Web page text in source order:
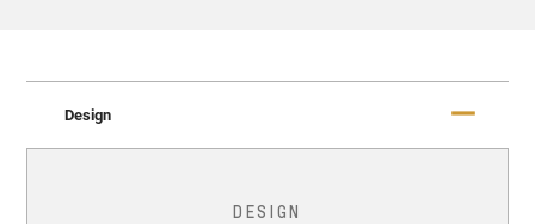
Design
DESIGN